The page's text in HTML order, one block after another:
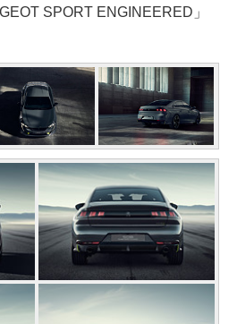
SPORT ENGINEERED」